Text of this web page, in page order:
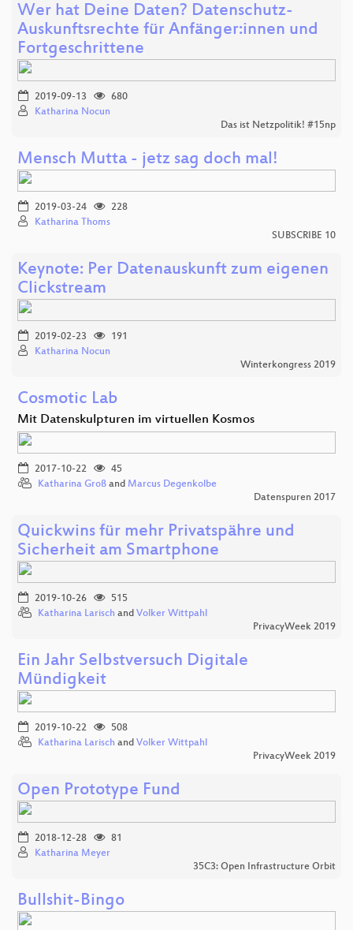
Wer hat Deine Daten? Datenschutz-
Auskunftsrechte für Anfänger:innen und
Fortgeschrittene
2019-09-13
680
Katharina Nocun
Das ist Netzpolitik! #15np
Mensch Mutta - jetz sag doch mal!
2019-03-24
228
Katharina Thoms
SUBSCRIBE 10
Keynote: Per Datenauskunft zum eigenen
Clickstream
2019-02-23
191
Katharina Nocun
Winterkongress 2019
Cosmotic Lab
Mit Datenskulpturen im virtuellen Kosmos
2017-10-22
45
Katharina Groß and Marcus Degenkolbe
Datenspuren 2017
Quickwins für mehr Privatspähre und
Sicherheit am Smartphone
2019-10-26
515
Katharina Larisch and Volker Wittpahl
PrivacyWeek 2019
Ein Jahr Selbstversuch Digitale
Mündigkeit
2019-10-22
508
Katharina Larisch and Volker Wittpahl
PrivacyWeek 2019
Open Prototype Fund
2018-12-28
81
Katharina Meyer
35C3: Open Infrastructure Orbit
Bullshit-Bingo